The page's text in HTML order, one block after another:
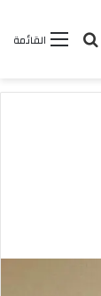
القائمة بحث